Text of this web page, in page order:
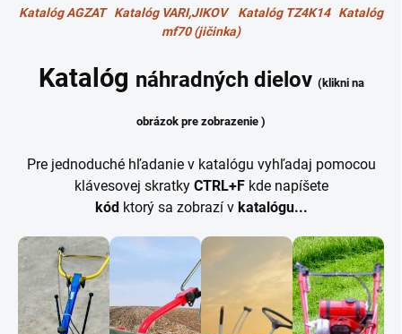
Katalóg AGZAT Katalóg VARI,JIKOV Katalóg TZ4K14
Katalóg
mf70 (jičinka)
Katalóg náhradných dielov (klikni na
obrázok pre zobrazenie )
Pre jednoduché hľadanie v katalógu vyhľadaj pomocou
klávesovej skratky CTRL+Fkde napíšete
kódktorý sa zobrazí v katalógu...